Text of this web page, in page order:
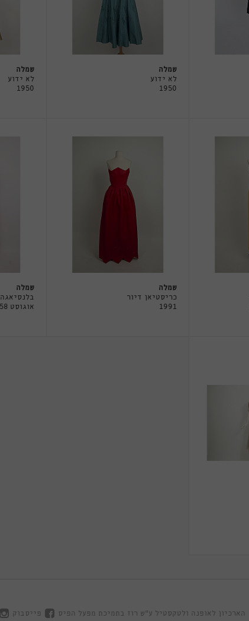
שמלה
לא ידוע
1950
שמלה
לא ידוע
1950
שמלה
כריסטיאן דיור
1991
שמלה
בלנסיאגה
אוגוסט 1958
הארכיון לאופנה ולטקסטיל ע"ש רוז בתמיכת מפעל הפיס פייסבוק